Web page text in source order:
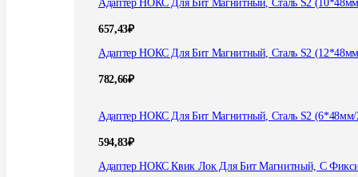
Адаптер НОКС Для Бит Магнитный, Сталь S2
657,43₽
Адаптер НОКС Для Бит Магнитный, Сталь S2
782,66₽
Адаптер НОКС Для Бит Магнитный, Сталь S2
594,83₽
Адаптер НОКС Квик Лок Для Бит Магнитный, С